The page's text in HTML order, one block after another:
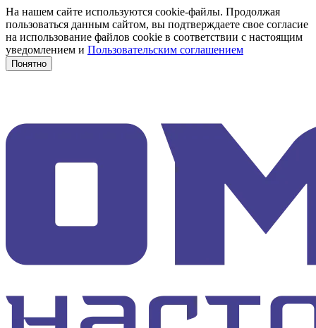
На нашем сайте используются cookie-файлы. Продолжая
пользоваться данным сайтом, вы подтверждаете свое согласие
на использование файлов cookie в соответствии с настоящим
уведомлением и Пользовательским соглашением
Понятно